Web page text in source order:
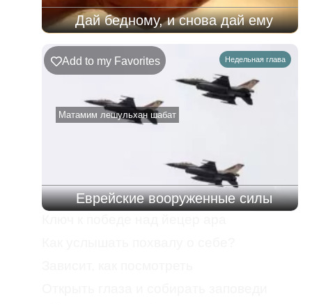
Дай бедному, и снова дай ему
Недельная глава
Матамим лешульхан шабат
Add to my Favorites
Еврейские вооруженные силы